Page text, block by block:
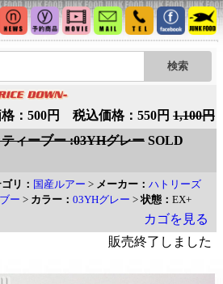
：500円 税込価格：550円 1,100円
ィーブー :03YHグレー SOLD
リ： 国産ルアー > メーカー： ハトリーズ
ー > カラー： 03YHグレー >状態： EX+
カゴを見る
販売終了しました